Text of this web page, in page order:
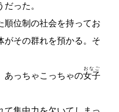
った。
順位制の社会を持ってお
がその群れを預かる。そ
あっちゃこっちゃの女子
おなご